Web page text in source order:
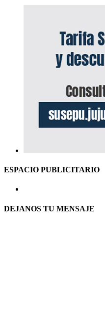
ESPACIO PUBLICITARIO
DEJANOS TU MENSAJE